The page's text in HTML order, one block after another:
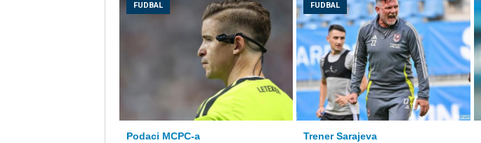
FUDBAL
Podaci MCPC-a
FUDBAL
Trener Sarajeva